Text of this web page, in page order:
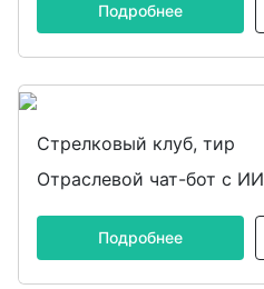
Подробнее
Стрелковый клуб, тир
Отраслевой чат-бот с ИИ
Подробнее